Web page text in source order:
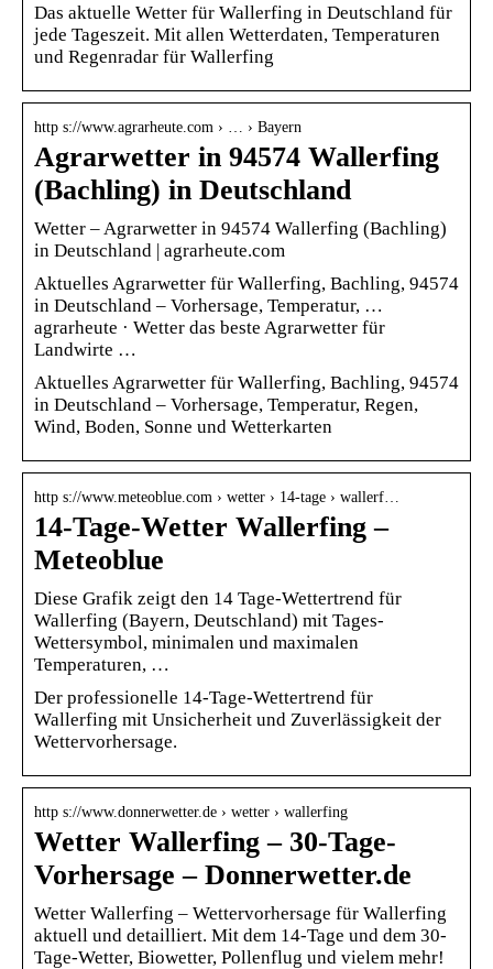
Das aktuelle Wetter für Wallerfing in Deutschland für
jede Tageszeit. Mit allen Wetterdaten, Temperaturen
und Regenradar für Wallerfing
http s://www.agrarheute.com › … › Bayern
Agrarwetter in 94574 Wallerfing
(Bachling) in Deutschland
Wetter – Agrarwetter in 94574 Wallerfing (Bachling)
in Deutschland | agrarheute.com
Aktuelles Agrarwetter für Wallerfing, Bachling, 94574
in Deutschland – Vorhersage, Temperatur, …
agrarheute · Wetter das beste Agrarwetter für
Landwirte …
Aktuelles Agrarwetter für Wallerfing, Bachling, 94574
in Deutschland – Vorhersage, Temperatur, Regen,
Wind, Boden, Sonne und Wetterkarten
http s://www.meteoblue.com › wetter › 14-tage › wallerf…
14-Tage-Wetter Wallerfing –
Meteoblue
Diese Grafik zeigt den 14 Tage-Wettertrend für
Wallerfing (Bayern, Deutschland) mit Tages-
Wettersymbol, minimalen und maximalen
Temperaturen, …
Der professionelle 14-Tage-Wettertrend für
Wallerfing mit Unsicherheit und Zuverlässigkeit der
Wettervorhersage.
http s://www.donnerwetter.de › wetter › wallerfing
Wetter Wallerfing – 30-Tage-
Vorhersage – Donnerwetter.de
Wetter Wallerfing – Wettervorhersage für Wallerfing
aktuell und detailliert. Mit dem 14-Tage und dem 30-
Tage-Wetter, Biowetter, Pollenflug und vielem mehr!